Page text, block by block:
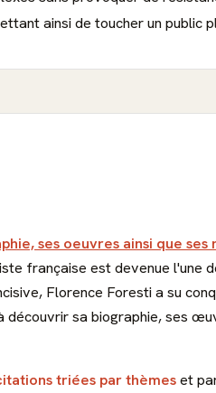
ainsi de toucher un public
ses oeuvres ainsi que
française est devenue l'une
Florence Foresti a su
sa biographie, ses
triées par thèmeset